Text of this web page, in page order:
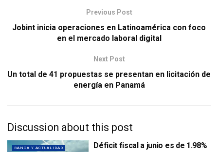
Previous Post
Jobint inicia operaciones en Latinoamérica con foco
en el mercado laboral digital
Next Post
Un total de 41 propuestas se presentan en licitación de
energía en Panamá
Discussion about this post
BANCA Y ACTUALIDAD
Déficit fiscal a junio es de 1.98%